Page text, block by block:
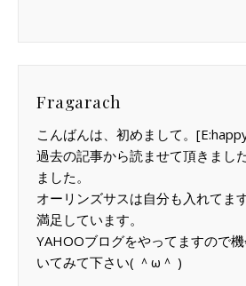
Fragarach
こんばんは、初めまして。
過去の記事から読ませて頂きまし
ました。
オーリンズサスは自分も入れてま
満足しています。
YAHOOブログをやってますので
いてみて下さい( ＾ω＾ )